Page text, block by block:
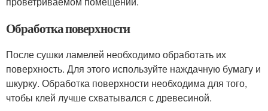
Обработка поверхности
После сушки ламелей необходимо обработать их
поверхность. Для этого используйте наждачную бумагу и
шкурку. Обработка поверхности необходима для того,
чтобы клей лучше схватывался с древесиной.